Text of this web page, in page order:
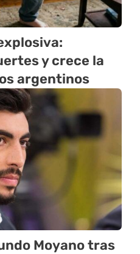
y crece la
argentinos
Moyano tras